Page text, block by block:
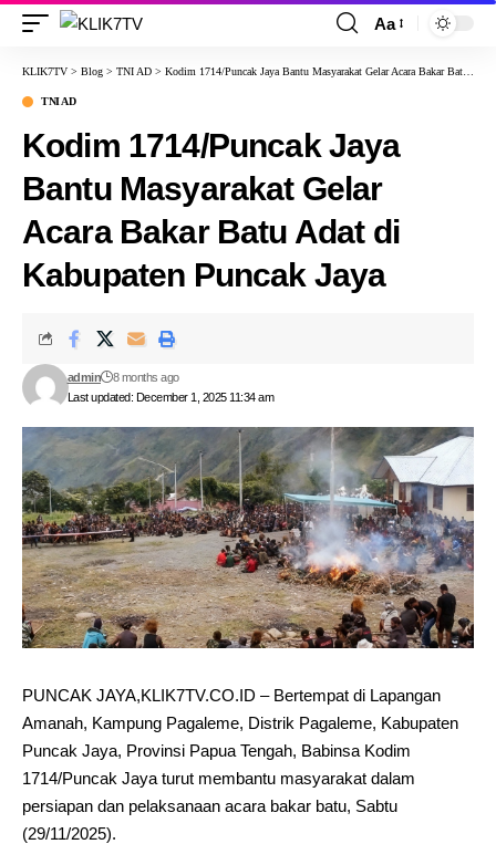
Aa
KLIK7TV > Blog > TNI AD > Kodim 1714/Puncak Jaya Bantu Masyarakat Gelar Acara Bakar Batu Adat di Kabupaten Puncak Jaya
TNI AD
Kodim 1714/Puncak Jaya
Bantu Masyarakat Gelar
Acara Bakar Batu Adat di
Kabupaten Puncak Jaya
Last updated: December 1, 2025 11:34 am
admin 8 months ago
PUNCAK JAYA,KLIK7TV.CO.ID – Bertempat di Lapangan
Amanah, Kampung Pagaleme, Distrik Pagaleme, Kabupaten
Puncak Jaya, Provinsi Papua Tengah, Babinsa Kodim
1714/Puncak Jaya turut membantu masyarakat dalam
persiapan dan pelaksanaan acara bakar batu, Sabtu
(29/11/2025).